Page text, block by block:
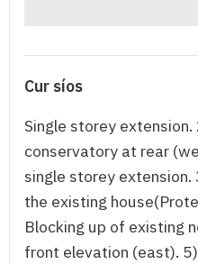
Cur síos
Single storey
conservatory at rear
single storey
the existing
Blocking up of existing
front elevation (east).